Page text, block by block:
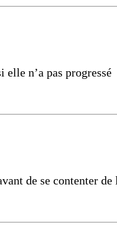
n’a pas progressé
de se contenter de